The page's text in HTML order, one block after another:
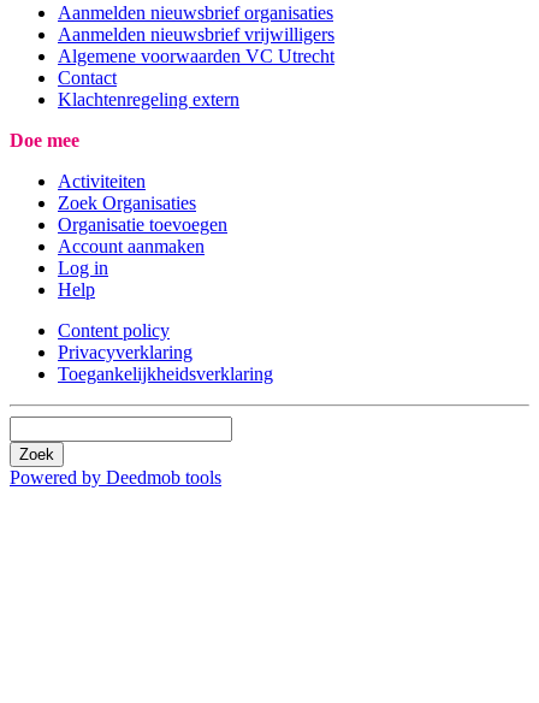
Aanmelden nieuwsbrief organisaties
Aanmelden nieuwsbrief vrijwilligers
Algemene voorwaarden VC Utrecht
Contact
Klachtenregeling extern
Doe mee
Activiteiten
Zoek Organisaties
Organisatie toevoegen
Account aanmaken
Log in
Help
Content policy
Privacyverklaring
Toegankelijkheidsverklaring
Zoek
Powered by Deedmob tools